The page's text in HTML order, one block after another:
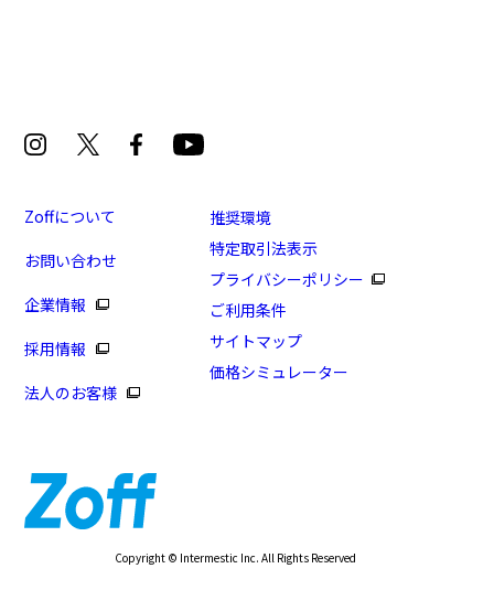
Zoffについて
お問い合わせ
企業情報
採用情報
法人のお客様
推奨環境
特定取引法表示
プライバシーポリシー
ご利用条件
サイトマップ
価格シミュレーター
Copyright © Intermestic Inc. All Rights Reserved